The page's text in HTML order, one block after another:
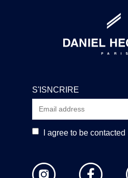
S'ISNCRIRE
I agree to be contacted